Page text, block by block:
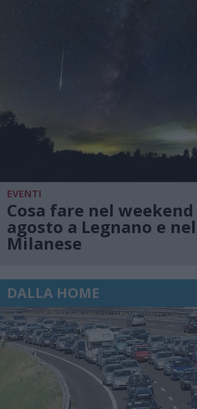
EVENTI
Cosa fare nel weekend
agosto a Legnano e
Milanese
DALLA HOME